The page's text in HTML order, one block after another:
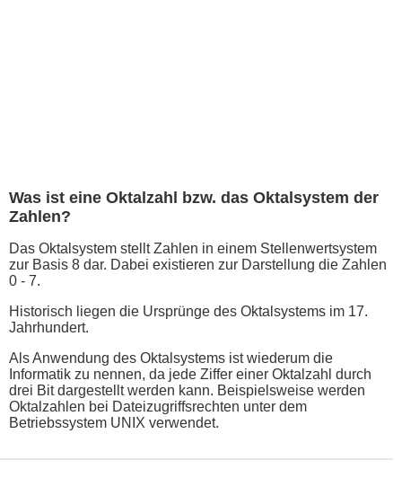
Was ist eine Oktalzahl bzw. das Oktalsystem der
Zahlen?
Das Oktalsystem stellt Zahlen in einem Stellenwertsystem
zur Basis 8 dar. Dabei existieren zur Darstellung die Zahlen
0 - 7.
Historisch liegen die Ursprünge des Oktalsystems im 17.
Jahrhundert.
Als Anwendung des Oktalsystems ist wiederum die
Informatik zu nennen, da jede Ziffer einer Oktalzahl durch
drei Bit dargestellt werden kann. Beispielsweise werden
Oktalzahlen bei Dateizugriffsrechten unter dem
Betriebssystem UNIX verwendet.